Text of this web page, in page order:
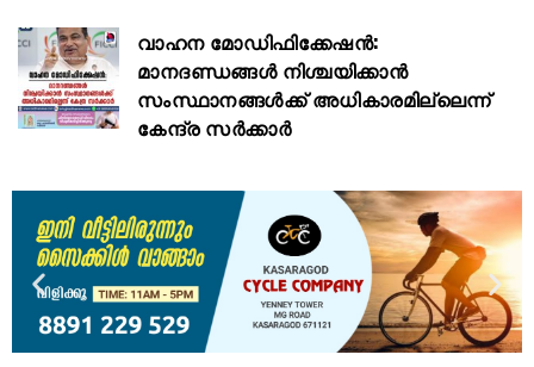
വാഹന മോഡിഫിക്കേഷൻ:
മാനദണ്ഡങ്ങൾ നിശ്ചയിക്കാൻ
സംസ്ഥാനങ്ങൾക്ക് അധികാരമില്ലെന്ന്
കേന്ദ്ര സർക്കാർ